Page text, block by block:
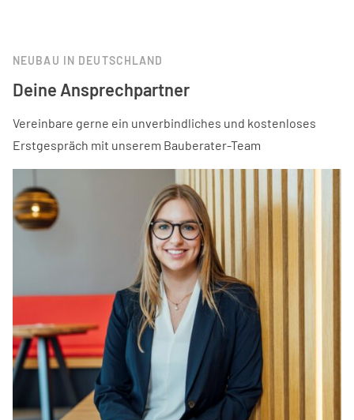
NEUBAU IN DEUTSCHLAND
Deine Ansprechpartner
Vereinbare gerne ein unverbindliches und kostenloses
Erstgespräch mit unserem Bauberater-Team